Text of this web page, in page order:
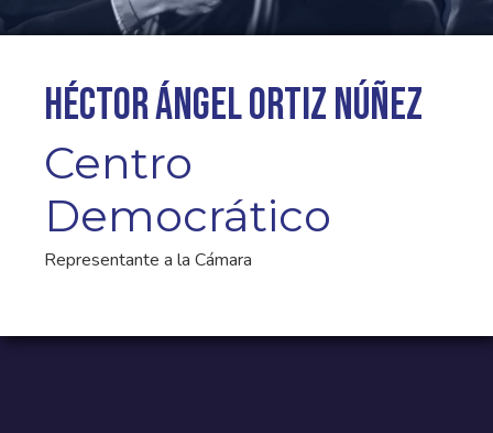
Héctor Ángel Ortiz Núñez
Centro
Democrático
Representante a la Cámara